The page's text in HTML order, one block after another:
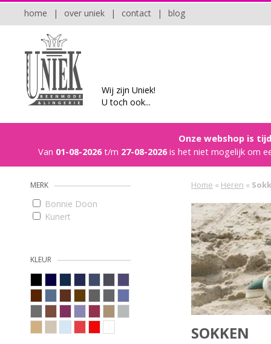
blog
|
contact
|
over uniek
|
home
Wij zijn Uniek!
U toch ook...
Onze webshop is
Van 01-08-2026t/m 27-08-2026is het niet mogelijk om
MERK
Bonnie Doon
Kunert
KLEUR
Home « Heren «
SOKKEN